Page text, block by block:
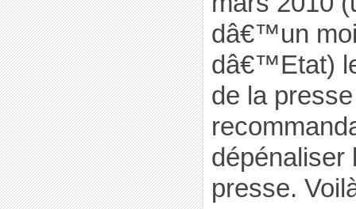
dâ€™un
dâ€™Etat)
de la
dépénaliser
presse.